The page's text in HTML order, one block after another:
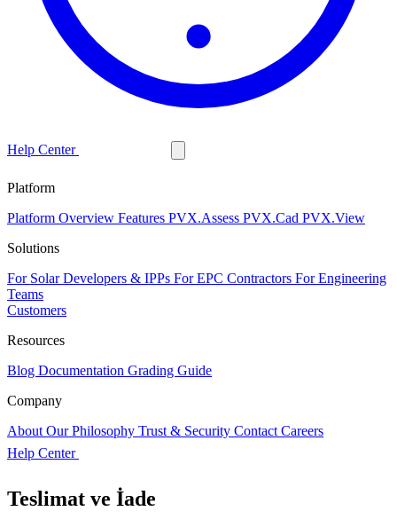
Help Center
Platform
Platform Overview Features PVX.Assess PVX.Cad PVX.View
Solutions
For Solar Developers & IPPs For EPC Contractors For Engineering
Teams
Customers
Resources
Blog Documentation Grading Guide
Company
About Our Philosophy Trust & Security Contact Careers
Help Center
Teslimat ve İade